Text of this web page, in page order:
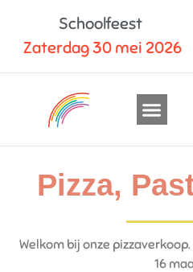
Schoolfeest
Zaterdag30 mei 2026
Pizza,
Welkom bij onze
16